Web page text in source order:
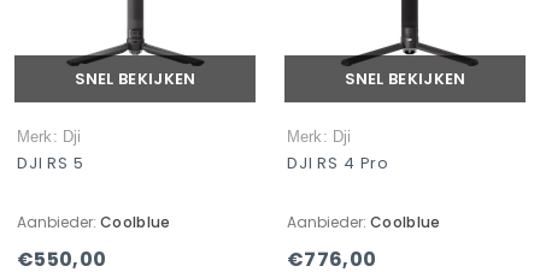
SNEL BEKIJKEN
Merk: Dji
DJI RS 5
Aanbieder: Coolblue
€550,00
SNEL BEKIJKEN
Merk: Dji
DJI RS 4 Pro
Aanbieder: Coolblue
€776,00